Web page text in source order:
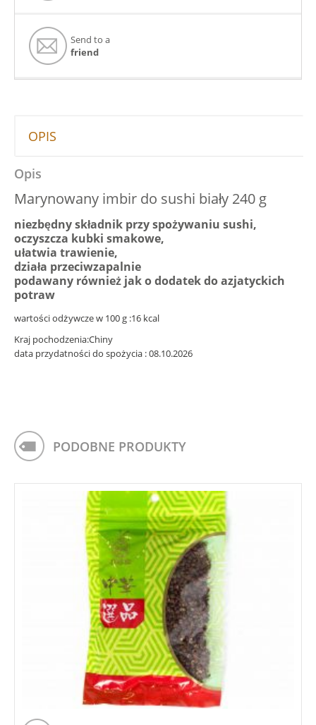
Send to a
friend
OPIS
Opis
Marynowany imbir do sushi biały 240 g
niezbędny składnik przy spożywaniu sushi,
oczyszcza kubki smakowe,
ułatwia trawienie,
działa przeciwzapalnie
podawany również jak o dodatek do azjatyckich
potraw
wartości odżywcze w 100 g :16 kcal
Kraj pochodzenia:Chiny
data przydatności do spożycia : 08.10.2026
PODOBNE PRODUKTY